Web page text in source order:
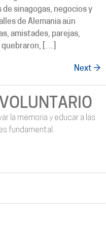
de sinagogas, negocios y
de Alemania aún
amistades, parejas,
[…]
Next →
la memoria y educar a las
fundamental.